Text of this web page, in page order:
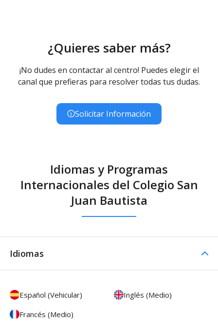
Educación Especial
Concertado
¿Quieres saber más?
¡No dudes en contactar al centro! Puedes elegir el
canal que prefieras para resolver todas tus dudas.
Solicitar Información
Idiomas y Programas
Internacionales del Colegio San
Juan Bautista
Idiomas
Español (Vehicular)
Inglés (Medio)
Francés (Medio)